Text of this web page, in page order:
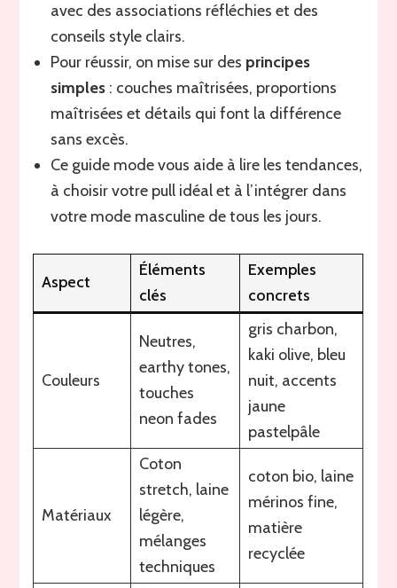
avec des associations réfléchies et des
conseils style clairs.
Pour réussir, on mise sur des principes
simples : couches maîtrisées, proportions
maîtrisées et détails qui font la différence
sans excès.
Ce guide mode vous aide à lire les tendances,
à choisir votre pull idéal et à l’intégrer dans
votre mode masculine de tous les jours.
Aspect
Éléments
clés
Exemples
concrets
Couleurs
Neutres,
earthy tones,
touches
neon fades
gris charbon,
kaki olive, bleu
nuit, accents
jaune
pastelpâle
Matériaux
Coton
stretch, laine
légère,
mélanges
techniques
coton bio, laine
mérinos fine,
matière
recyclée